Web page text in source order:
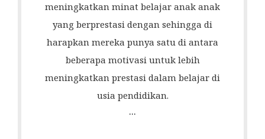
meningkatkan minat belajar anak anak
yang berprestasi dengan sehingga di
harapkan mereka punya satu di antara
beberapa motivasi untuk lebih
meningkatkan prestasi dalam belajar di
usia pendidikan.
...